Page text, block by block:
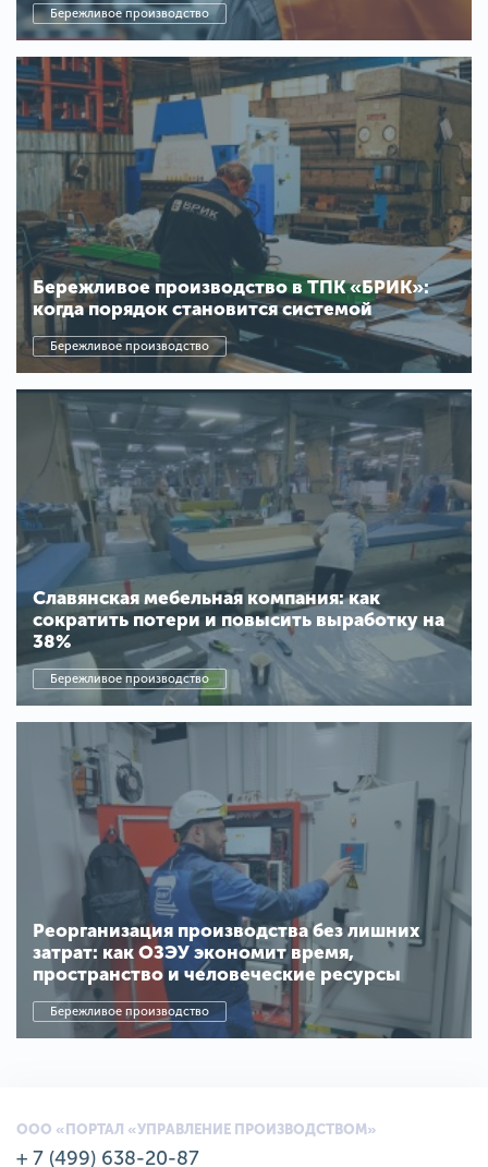
Бережливое производство
Бережливое производство в ТПК «БРИК»:
когда порядок становится системой
Бережливое производство
Славянская мебельная компания: как
сократить потери и повысить выработку на
38%
Бережливое производство
Реорганизация производства без лишних
затрат: как ОЗЭУ экономит время,
пространство и человеческие ресурсы
Бережливое производство
ООО «ПОРТАЛ «УПРАВЛЕНИЕ ПРОИЗВОДСТВОМ»
+ 7 (499) 638-20-87